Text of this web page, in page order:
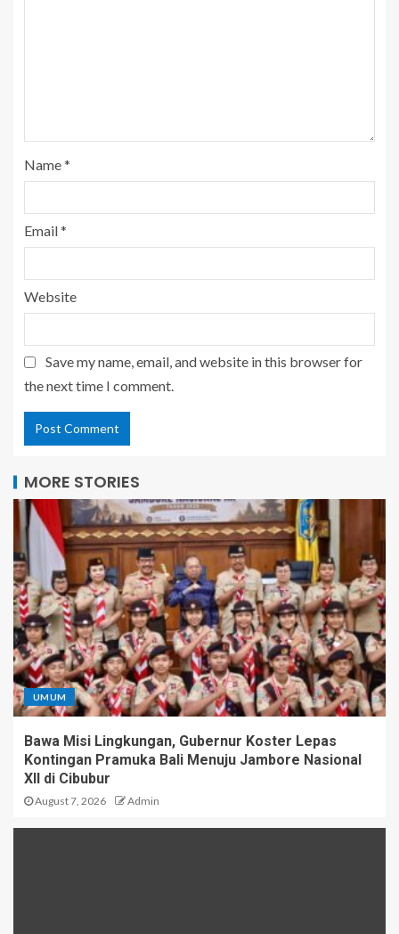
Name*
Email*
Website
Save my name, email, and website in this browser for
the next time I comment.
MORE STORIES
UMUM
Bawa Misi Lingkungan, Gubernur Koster Lepas
Kontingan Pramuka Bali Menuju Jambore Nasional
XII di Cibubur
August 7, 2026 Admin